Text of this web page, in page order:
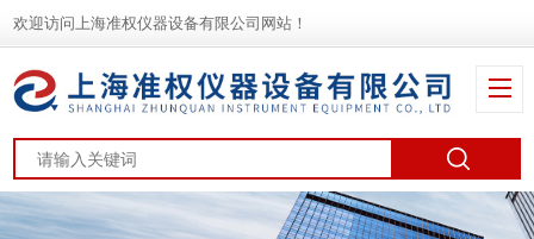
欢迎访问上海准权仪器设备有限公司网站！